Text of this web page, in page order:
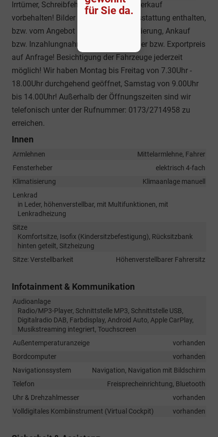
Irrtümer, Schreibfehler und Zwischenverkauf
vorbehalten! Bilder können Sonderausstattung enthalten,
bzw. vom Angebot abweichen, Finanzierung, Ankauf
bzw. Inzahlungnahme möglich! Händler bzw. Exportpreis
auf Anfrage! Besichtigung der Fahrzeuge jederzeit
möglich! Wir haben Montag bis Freitag von 7.30Uhr -
18.00Uhr durchgehend geöffnet, Samstag von 9.00Uhr
bis 14.00Uhr! Außerhalb der Öffnungszeiten sind wir
telefonisch unter der Rufnummer: 0173/2714958 zu
erreichen.
Innen
Armlehnen
Mittelarmlehne, Fahrer
Fensterheber
elektrisch 4-fach
Klimatisierung
Klimaanlage manuell
Lenkrad
in Leder, höhenverstellbar, mit Multifunktionen, mit
Lenkradheizung
Sitze
Komfortsitze, Isofix (Kindersitzbefestigung), Rücksitzbank
hinten geteilt, Sitzheizung
Sitze: Verstellbarkeit
Höhenverstellbarer Fahrersitz
Infotainment & Kommunikation
Audioanlage
Radio/MP3-Player, Schnittstelle MP3, Schnittstelle USB,
Digitalradio DAB, Farbdisplay, Android Auto, Apple CarPlay,
Musikstreaming integriert, Touchscreen
Außentemperaturanzeige
vorhanden
Bordcomputer
vorhanden
Navigationssystem
Navigation, Navigation mit Bildschirm
Telefon
Freisprecheinrichtung, Bluetooth
Uhr & Drehzahlmesser
vorhanden
Volldigitales Kombiinstrument (Virtual Cockpit)
vorhanden
für Sie da.